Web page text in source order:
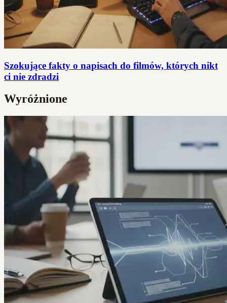
Szokujące fakty o napisach do filmów, których nikt
ci nie zdradzi
Wyróżnione